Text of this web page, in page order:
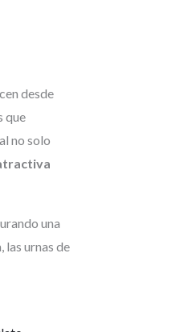
desde
que
no solo
una
urnas de